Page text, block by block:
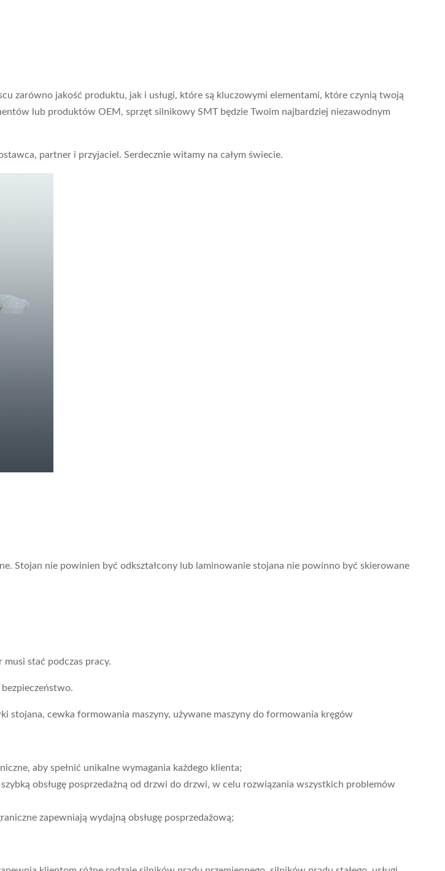
zarówno jakość produktu, jak i usługi, które są kluczowymi elementami, które czynią twoją
lub produktów OEM, sprzęt silnikowy SMT będzie Twoim najbardziej niezawodnym
partner i przyjaciel. Serdecznie witamy na całym świecie.
Stojan nie powinien być odkształcony lub laminowanie stojana nie powinno być skierowane
stać podczas pracy.
cewka formowania maszyny, używane maszyny do formowania kręgów
aby spełnić unikalne wymagania każdego klienta;
obsługę posprzedażną od drzwi do drzwi, w celu rozwiązania wszystkich problemów
zapewniają wydajną obsługę posprzedażową;